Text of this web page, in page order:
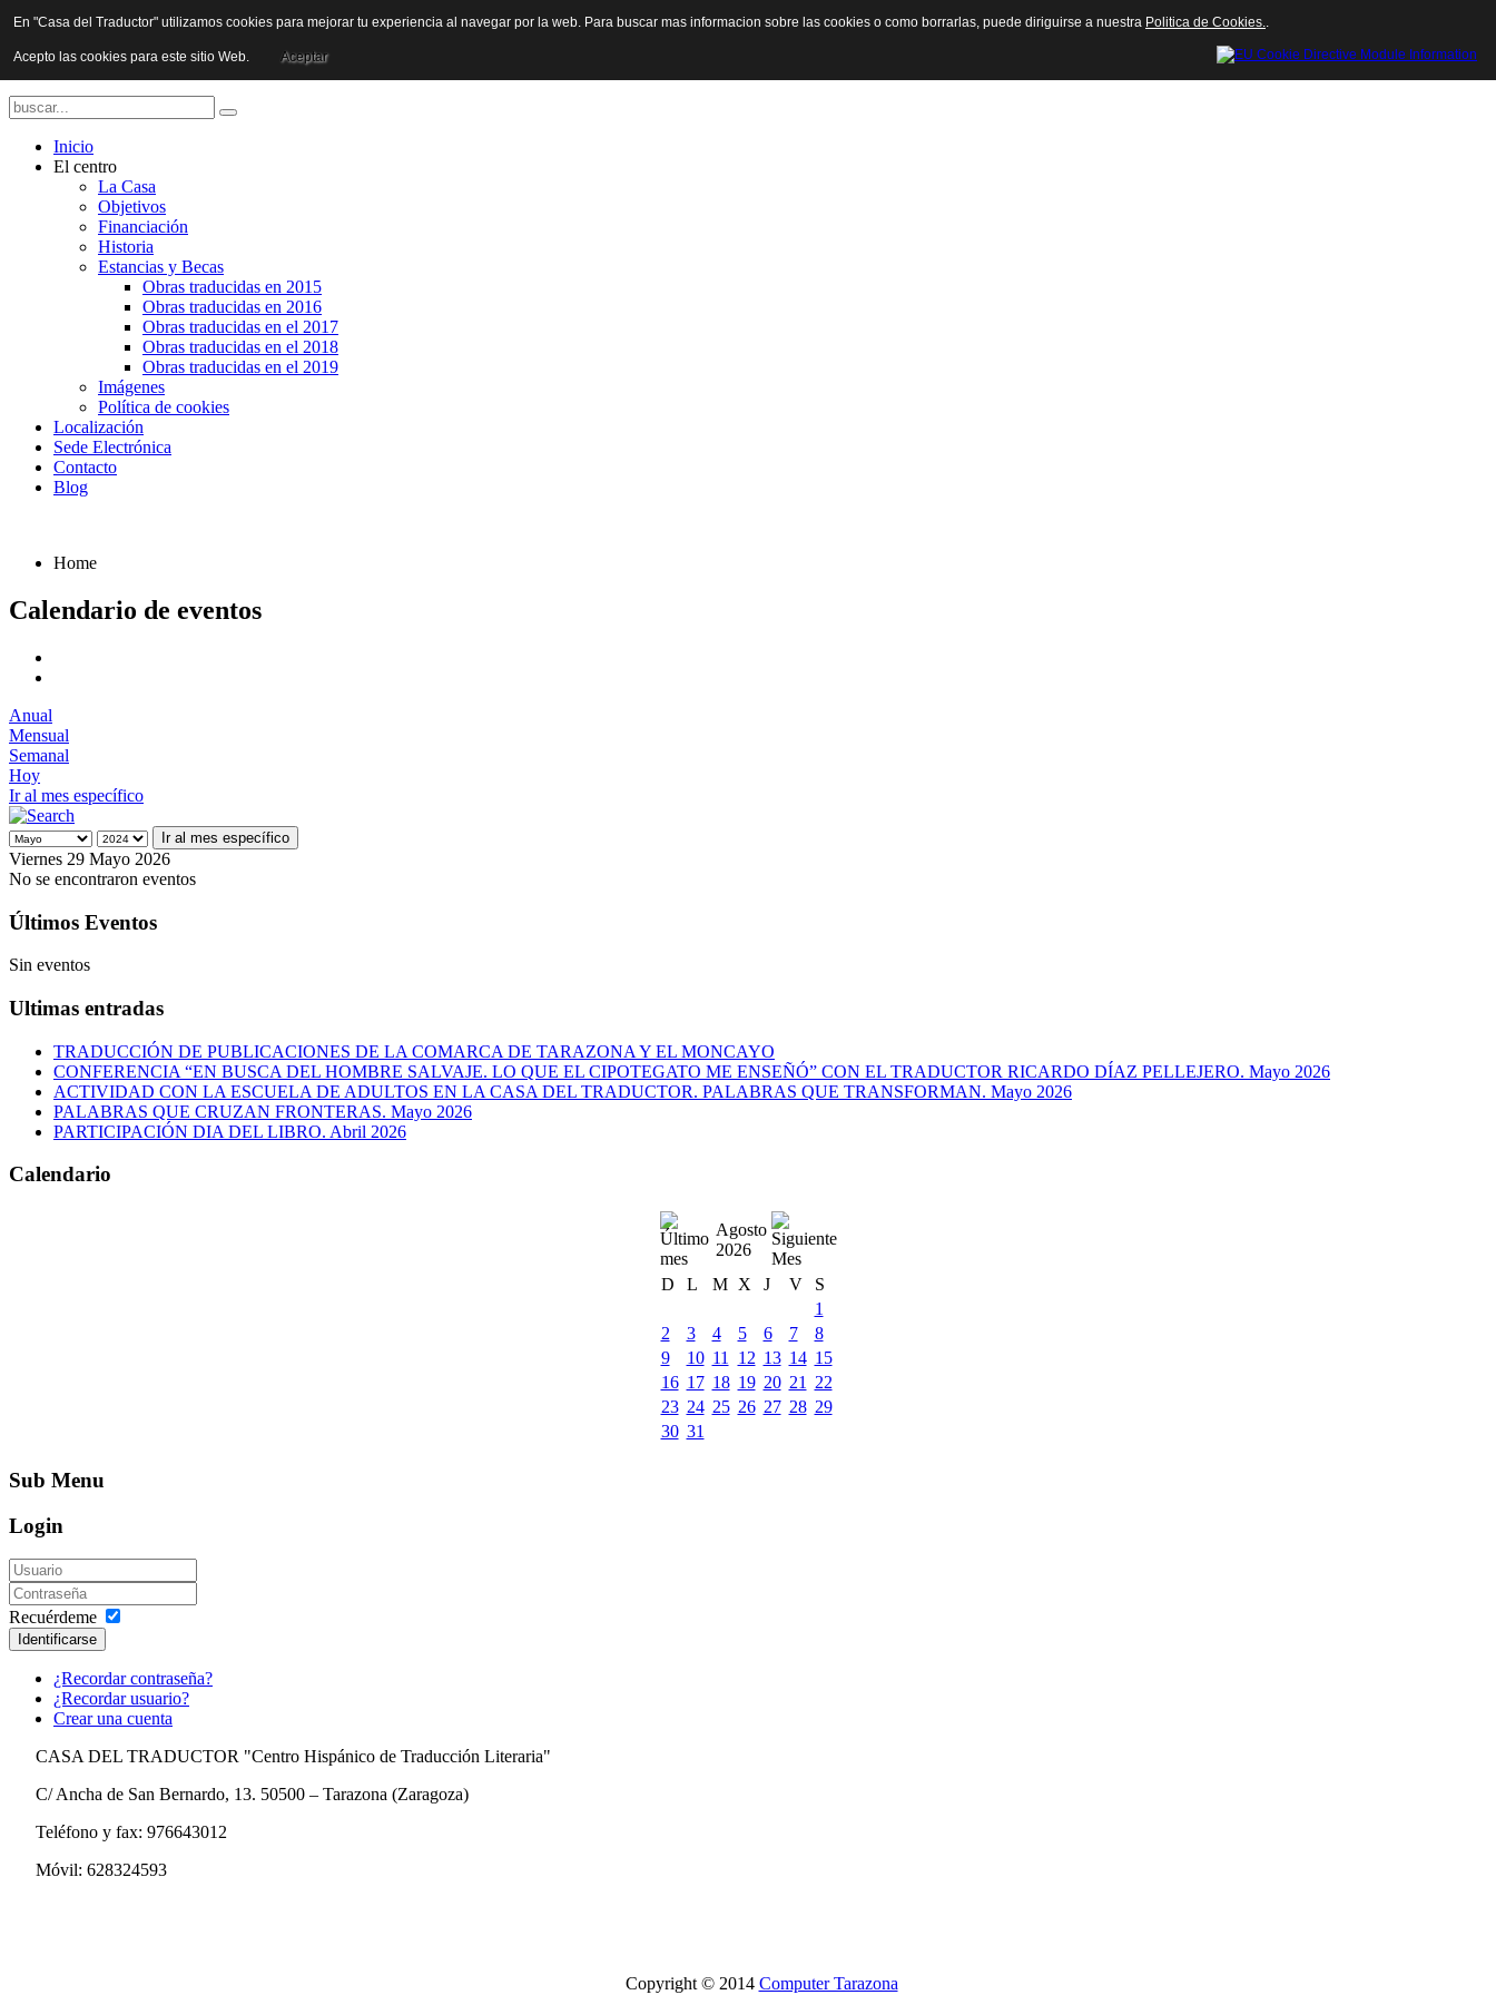
Inicio
El centro
La Casa
Objetivos
Financiación
Historia
Estancias y Becas
Obras traducidas en 2015
Obras traducidas en 2016
Obras traducidas en el 2017
Obras traducidas en el 2018
Obras traducidas en el 2019
Imágenes
Política de cookies
Localización
Sede Electrónica
Contacto
Blog
Home
Calendario de eventos
Anual
Mensual
Semanal
Hoy
Ir al mes específico
Ir al mes específico
Viernes 29 Mayo 2026
No se encontraron eventos
Últimos Eventos
Sin eventos
Ultimas entradas
TRADUCCIÓN DE PUBLICACIONES DE LA COMARCA DE TARAZONA Y EL MONCAYO
CONFERENCIA “EN BUSCA DEL HOMBRE SALVAJE. LO QUE EL CIPOTEGATO ME ENSEÑÓ” CON EL TRADUCTOR RICARDO DÍAZ PELLEJERO. Mayo 2026
ACTIVIDAD CON LA ESCUELA DE ADULTOS EN LA CASA DEL TRADUCTOR. PALABRAS QUE TRANSFORMAN. Mayo 2026
PALABRAS QUE CRUZAN FRONTERAS. Mayo 2026
PARTICIPACIÓN DIA DEL LIBRO. Abril 2026
Calendario
Agosto
2026
D
L M X J V
S
1
2
3 4 5 6 7
8
9
10 11 12 13 14 15
16 17 18 19 20 21
22
23 24 25 26 27 28 29
30 31
Sub Menu
Login
Recuérdeme
Identificarse
¿Recordar contraseña?
¿Recordar usuario?
Crear una cuenta
CASA DEL TRADUCTOR "Centro Hispánico de Traducción Literaria"
C/ Ancha de San Bernardo, 13. 50500 – Tarazona (Zaragoza)
Teléfono y fax: 976643012
Móvil: 628324593
Copyright © 2014 Computer Tarazona
En "Casa del Traductor" utilizamos cookies para mejorar tu experiencia al navegar por la web. Para buscar mas informacion sobre las cookies o como borrarlas, puede diriguirse a nuestra Politica de Cookies..
Acepto las cookies para este sitio Web. Aceptar